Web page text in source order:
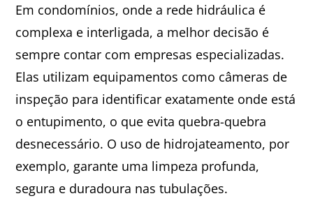
Em condomínios, onde a rede hidráulica é
complexa e interligada, a melhor decisão é
sempre contar com empresas especializadas.
Elas utilizam equipamentos como câmeras de
inspeção para identificar exatamente onde está
o entupimento, o que evita quebra-quebra
desnecessário. O uso de hidrojateamento, por
exemplo, garante uma limpeza profunda,
segura e duradoura nas tubulações.